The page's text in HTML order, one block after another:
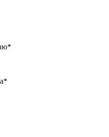
*
*